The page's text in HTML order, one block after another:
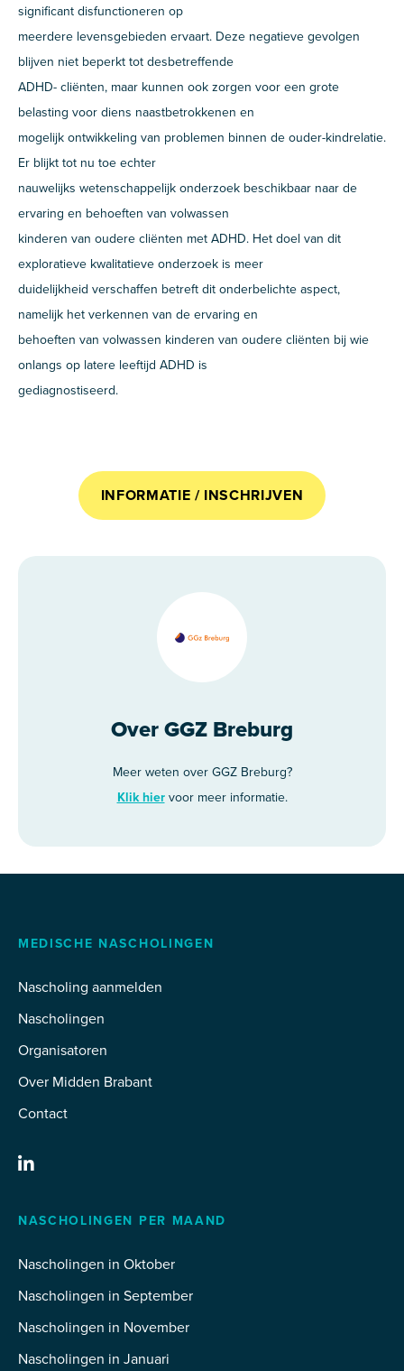
significant disfunctioneren op
meerdere levensgebieden ervaart. Deze negatieve gevolgen
blijven niet beperkt tot desbetreffende
ADHD- cliënten, maar kunnen ook zorgen voor een grote
belasting voor diens naastbetrokkenen en
mogelijk ontwikkeling van problemen binnen de ouder-kindrelatie.
Er blijkt tot nu toe echter
nauwelijks wetenschappelijk onderzoek beschikbaar naar de
ervaring en behoeften van volwassen
kinderen van oudere cliënten met ADHD. Het doel van dit
exploratieve kwalitatieve onderzoek is meer
duidelijkheid verschaffen betreft dit onderbelichte aspect,
namelijk het verkennen van de ervaring en
behoeften van volwassen kinderen van oudere cliënten bij wie
onlangs op latere leeftijd ADHD is
gediagnostiseerd.
INFORMATIE / INSCHRIJVEN
Over GGZ Breburg
Meer weten over GGZ Breburg?
Klik hiervoor meer informatie.
MEDISCHE NASCHOLINGEN
Nascholing aanmelden
Nascholingen
Organisatoren
Over Midden Brabant
Contact
NASCHOLINGEN PER MAAND
Nascholingen in Oktober
Nascholingen in September
Nascholingen in November
Nascholingen in Januari